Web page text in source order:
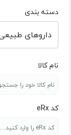
دسته بندی
داروهای
نام کالا
کد eRx